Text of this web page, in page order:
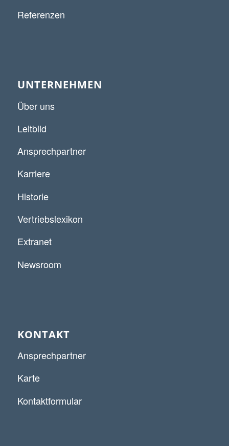
Referenzen
UNTERNEHMEN
Über uns
Leitbild
Ansprechpartner
Karriere
Historie
Vertriebslexikon
Extranet
Newsroom
KONTAKT
Ansprechpartner
Karte
Kontaktformular